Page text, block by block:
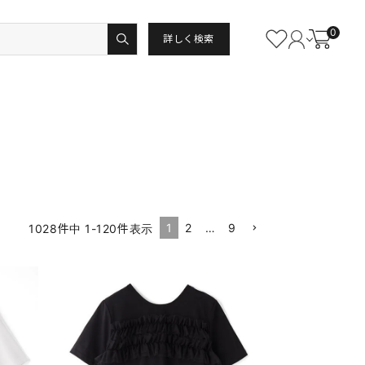
詳しく検索
0
1028件中 1 -120件表示 1 2 … 9